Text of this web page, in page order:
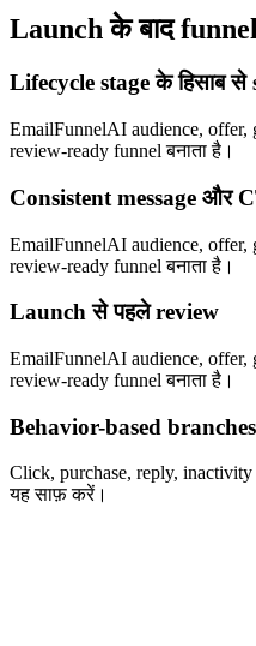
Launch के बाद
Lifecycle stage के हिसाब से
EmailFunnelAI audience,
review-ready funnel बनाता है।
Consistent message और
EmailFunnelAI audience,
review-ready funnel बनाता है।
Launch से पहले review
EmailFunnelAI audience,
review-ready funnel बनाता है।
Behavior-based branches
Click, purchase, reply, inactivity
यह साफ़ करें।